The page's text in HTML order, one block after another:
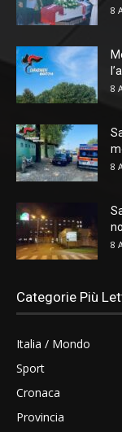
8
8
8
8
Categorie Più
Italia / Mondo
Sport
Cronaca
Provincia